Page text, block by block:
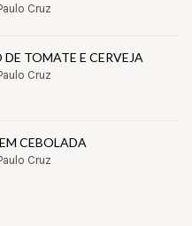
Cruz
TOMATE E CERVEJA
Cruz
CEBOLADA
Cruz